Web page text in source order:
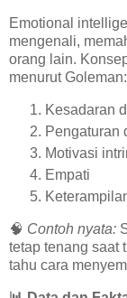
Emotional
mengenali,
orang lain.
menurut Goleman:
Kesadaran
Pengaturan
Motivasi
Empati
🧠 Contoh nyata:
tetap tenang saat
tahu cara